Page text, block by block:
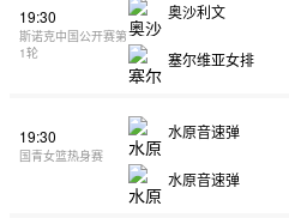
19:30
斯诺克中国公开赛第
1轮
奥沙利文
塞尔维亚女排
19:30
国青女篮热身赛
水原音速弹
水原音速弹